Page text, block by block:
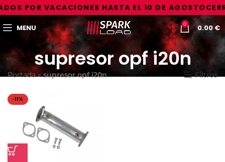
POR VACACIONES HASTA EL 10 DE AGOSTO
MENU 0 0.00€
supresor opf i20n
Portada»supresor opf i20n Filtros
-11%